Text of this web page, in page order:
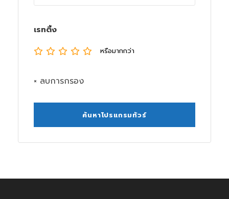
เรทติ้ง
หรือมากกว่า
× ลบการกรอง